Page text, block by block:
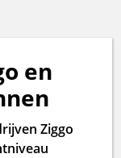
en
Ziggo